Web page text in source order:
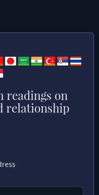
readings on
relationship